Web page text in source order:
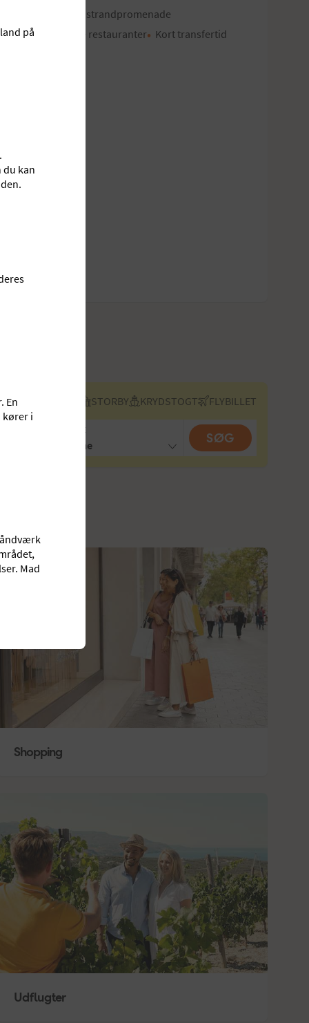
Lang strandpromenade
Gode restauranter
Kort transfertid
STORBY KRYDSTOGT FLYBILLET
REJSENDE
2 voksne SØG
på
du kan
En
kører i
Mad
Shopping
Udflugter